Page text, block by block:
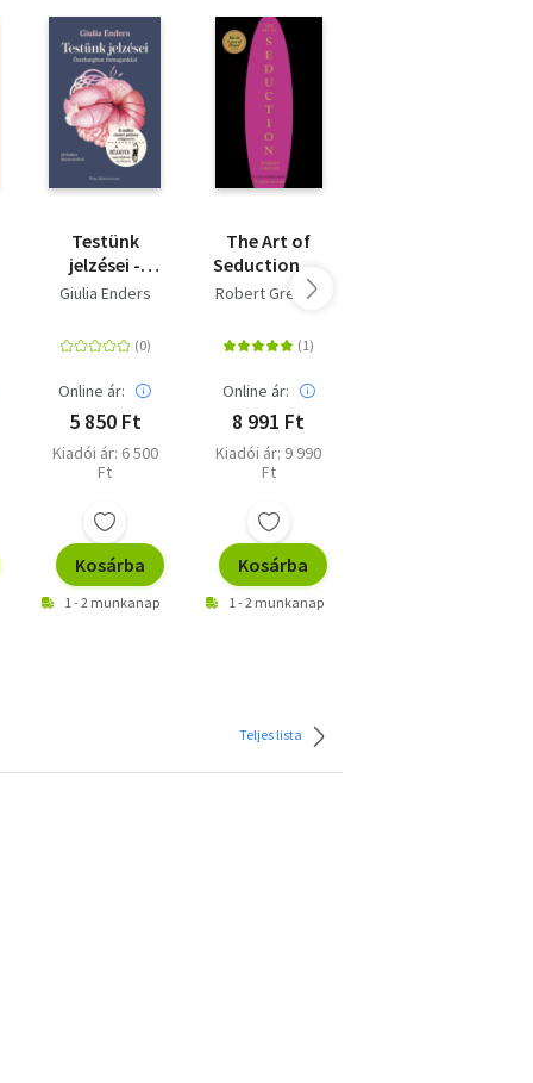
Testünk
jelzései -
Összhangban
Giulia Enders
Online ár:
5 850 Ft
Kiadói ár: 6 500
Ft
Kosárba
1 - 2 munkanap
The Art of
Seduction - A
csábítás
Robert Greene
Online ár:
8 991 Ft
Kiadói ár: 9 990
Ft
Kosárba
1 - 2 munkanap
Teljes lista